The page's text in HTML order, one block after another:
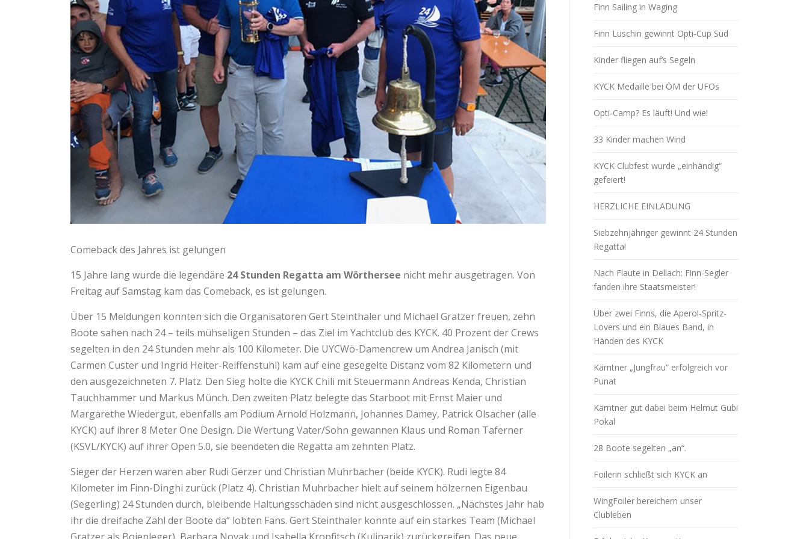
Comeback des Jahres ist gelungen
15 Jahre lang wurde die legendäre 24 Stunden Regatta am Wörthersee nicht mehr ausgetragen. Von
Freitag auf Samstag kam das Comeback, es ist gelungen.
Über 15 Meldungen konnten sich die Organisatoren Gert Steinthaler und Michael Gratzer freuen, zehn
Boote sahen nach 24 – teils mühseligen Stunden – das Ziel im Yachtclub des KYCK. 40 Prozent der Crews
segelten in den 24 Stunden mehr als 100 Kilometer. Die UYCWö-Damencrew um Andrea Janisch (mit
Carmen Custer und Ingrid Heiter-Reiffenstuhl) kam auf eine gesegelte Distanz vom 82 Kilometern und
den ausgezeichneten 7. Platz. Den Sieg holte die KYCK Chili mit Steuermann Andreas Kenda, Christian
Tauchhammer und Markus Münch. Den zweiten Platz belegte das Starboot mit Ernst Maier und
Margarethe Wiedergut, ebenfalls am Podium Arnold Holzmann, Johannes Damey, Patrick Olsacher (alle
KYCK) auf ihrer 8 Meter One Design. Die Wertung Vater/Sohn gewannen Klaus und Roman Taferner
(KSVL/KYCK) auf ihrer Open 5.0, sie beendeten die Regatta am zehnten Platz.
Sieger der Herzen waren aber Rudi Gerzer und Christian Muhrbacher (beide KYCK). Rudi legte 84
Kilometer im Finn-Dinghi zurück (Platz 4). Christian Muhrbacher hielt auf seinem hölzernen Eigenbau
(Segerling) 24 Stunden durch, bleibende Haltungsschäden sind nicht ausgeschlossen. „Nächstes Jahr hab
ihr die dreifache Zahl der Boote da“ lobten Fans. Gert Steinthaler konnte auf ein starkes Team (Michael
Gratzer als Bojenleger), Barbara Novak und Isabella Kropfitsch (Kulinarik) zurückgreifen. Das neue
Finn Sailing in Waging
Finn Luschin gewinnt Opti-Cup Süd
Kinder fliegen auf’s Segeln
KYCK Medaille bei ÖM der UFOs
Opti-Camp? Es läuft! Und wie!
33 Kinder machen Wind
KYCK Clubfest wurde „einhändig“
gefeiert!
HERZLICHE EINLADUNG
Siebzehnjähriger gewinnt 24 Stunden
Regatta!
Nach Flaute in Dellach: Finn-Segler
fanden ihre Staatsmeister!
Über zwei Finns, die Aperol-Spritz-
Lovers und ein Blaues Band, in
Händen des KYCK
Kärntner „Jungfrau“ erfolgreich vor
Punat
Kärntner gut dabei beim Helmut Gubi
Pokal
28 Boote segelten „an“.
Foilerin schließt sich KYCK an
WingFoiler bereichern unser
Clubleben